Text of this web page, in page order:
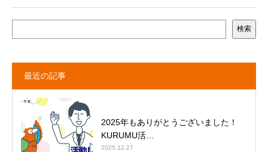
検索
最近の記事
2025年もありがとうございました！
KURUMU活…
2025.12.27